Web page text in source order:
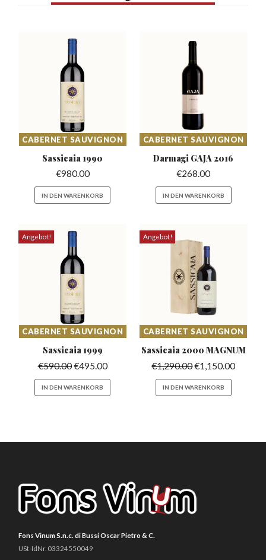
CABERNET SAUVIGNON
Sassicaia 1990
€980.00
IN DEN WARENKORB
CABERNET SAUVIGNON
Darmagi GAJA 2016
€268.00
IN DEN WARENKORB
Angebot!
CABERNET SAUVIGNON
Sassicaia 1999
€590.00€495.00
IN DEN WARENKORB
Angebot!
CABERNET SAUVIGNON
Sassicaia 2000 MAGNUM
€1,290.00€1,150.00
IN DEN WARENKORB
Fons Vinum S.n.c. di Bussi Oscar Pietro & C.
USt-IdNr. 03324550049